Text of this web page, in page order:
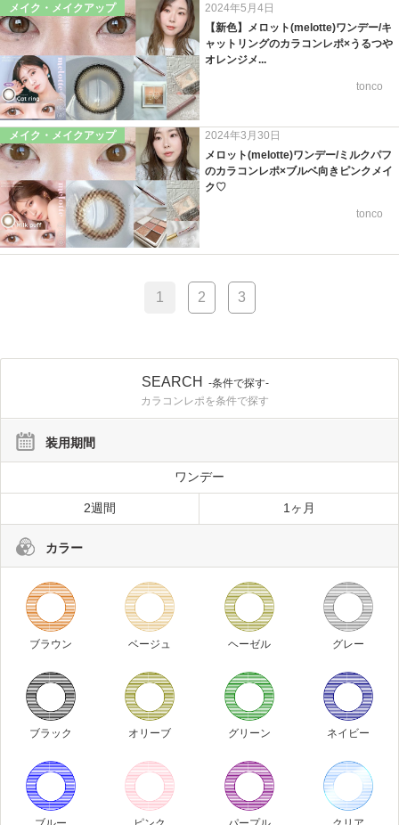
メイク・メイクアップ
2024年5月4日
【新色】メロット(melotte)ワンデー/キ
ャットリングのカラコンレポ×うるつや
オレンジメ...
tonco
メイク・メイクアップ
2024年3月30日
メロット(melotte)ワンデー/ミルクパフ
のカラコンレポ×ブルベ向きピンクメイ
ク♡
tonco
1 2 3
SEARCH
-条件で探す-
カラコンレポを条件で探す
装用期間
ワンデー
2週間 1ヶ月
カラー
ブラウン ベージュ ヘーゼル グレー
ブラック オリーブ グリーン ネイビー